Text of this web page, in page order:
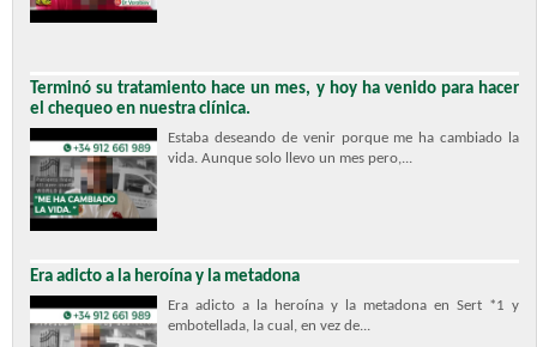
Terminó su tratamiento hace un mes, y hoy ha venido para hacer
el chequeo en nuestra clínica.
Estaba deseando de venir porque me ha cambiado la
vida. Aunque solo llevo un mes pero,...
Era adicto a la heroína y la metadona
Era adicto a la heroína y la metadona en Sert *1 y
embotellada, la cual, en vez de...